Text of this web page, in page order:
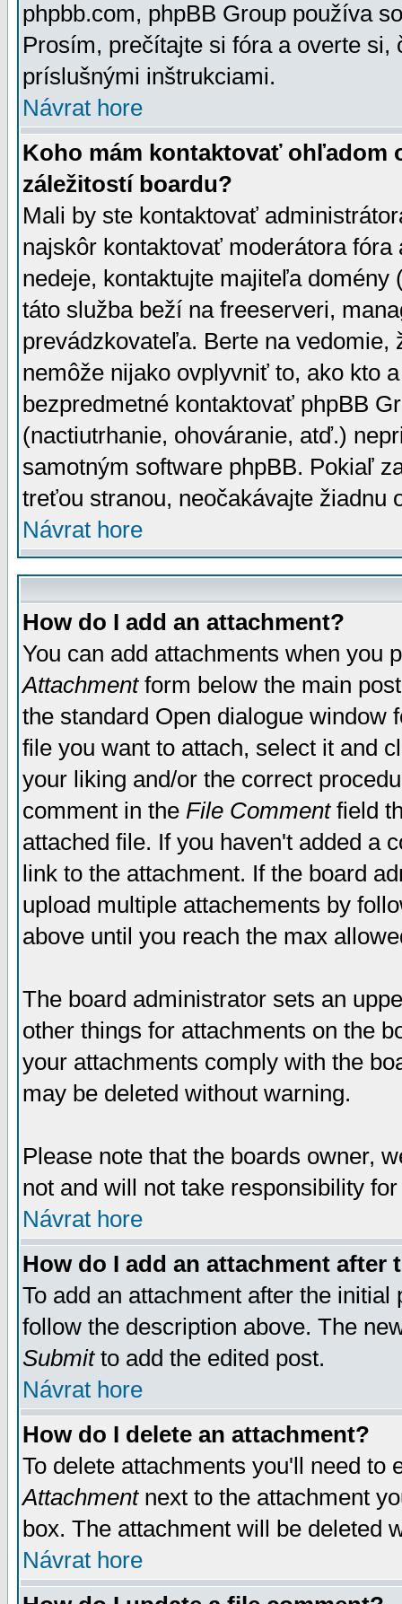
phpbb.com, phpBB Group používa
Prosím, prečítajte si fóra a overte
príslušnými inštrukciami.
Návrat hore
Koho mám kontaktovať ohľadom
záležitostí boardu?
Mali by ste kontaktovať
najskôr kontaktovať moderátora
nedeje, kontaktujte majiteľa
táto služba beží na freeserveri,
prevádzkovateľa. Berte na vedomie,
nemôže nijako ovplyvniť to, ako kto
bezpredmetné kontaktovať phpBB
(nactiutrhanie, ohováranie, atď.)
samotným software phpBB. Pokiaľ
treťou stranou, neočakávajte žiadnu
Návrat hore
How do I add an attachment?
You can add attachments when you
Attachmentform below the main
the standard Open dialogue window
file you want to attach, select it and
your liking and/or the correct
comment in the File Commentfield
attached file. If you haven't added a
link to the attachment. If the board
upload multiple attachements by
above until you reach the max
The board administrator sets an
other things for attachments on the
your attachments comply with the
may be deleted without warning.
Please note that the boards owner,
not and will not take responsibility
Návrat hore
How do I add an attachment after
To add an attachment after the
follow the description above. The
Submitto add the edited post.
Návrat hore
How do I delete an attachment?
To delete attachments you'll need
Attachmentnext to the attachment
box. The attachment will be deleted
Návrat hore